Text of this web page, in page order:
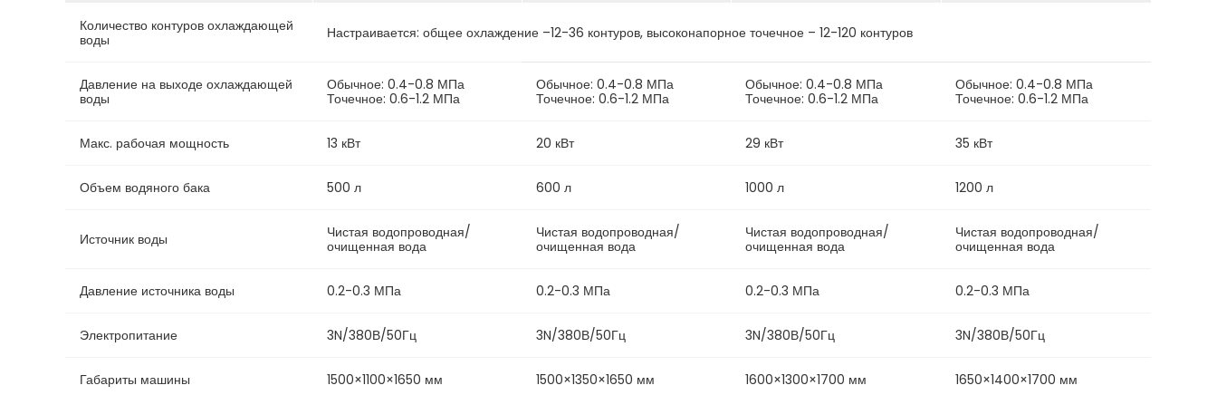
Количество контуров охлаждающей
воды
Настраивается: общее охлаждение –12-36 контуров, высоконапорное точечное – 12-120 контуров
Давление на выходе охлаждающей
воды
Обычное: 0.4-0.8 МПа
Точечное: 0.6-1.2 МПа
Обычное: 0.4-0.8 МПа
Точечное: 0.6-1.2 МПа
Обычное: 0.4-0.8 МПа
Точечное: 0.6-1.2 МПа
Обычное: 0.4-0.8 МПа
Точечное: 0.6-1.2 МПа
Макс. рабочая мощность 13 кВт 20 кВт 29 кВт 35 кВт
Объем водяного бака 500 л 600 л 1000 л 1200 л
Источник воды
Чистая водопроводная/
очищенная вода
Чистая водопроводная/
очищенная вода
Чистая водопроводная/
очищенная вода
Чистая водопроводная/
очищенная вода
Давление источника воды 0.2-0.3 МПа 0.2-0.3 МПа 0.2-0.3 МПа 0.2-0.3 МПа
Электропитание 3N/380В/50Гц 3N/380В/50Гц 3N/380В/50Гц 3N/380В/50Гц
Габариты машины 1500×1100×1650 мм 1500×1350×1650 мм 1600×1300×1700 мм 1650×1400×1700 мм